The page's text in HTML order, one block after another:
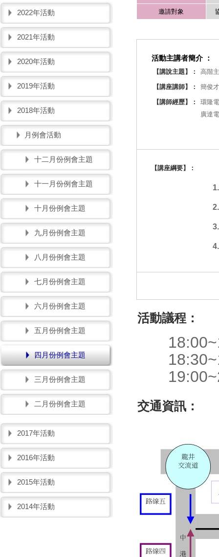
2022年活動
2021年活動
2020年活動
2019年活動
2018年活動
月例會活動
十二月份例會主題
十一月份例會主題
十月份例會主題
九月份例會主題
八月份例會主題
七月份例會主題
六月份例會主題
五月份例會主題
四月份例會主題
三月份例會主題
二月份例會主題
2017年活動
2016年活動
2015年活動
2014年活動
邀請對象
活動主講者簡介 ：
【講說主題】： 高階
【講座講師】： 簡俊
【講師經歷】：
環隆
廣達
【講座綱要】：
活動議程：
交通資訊：